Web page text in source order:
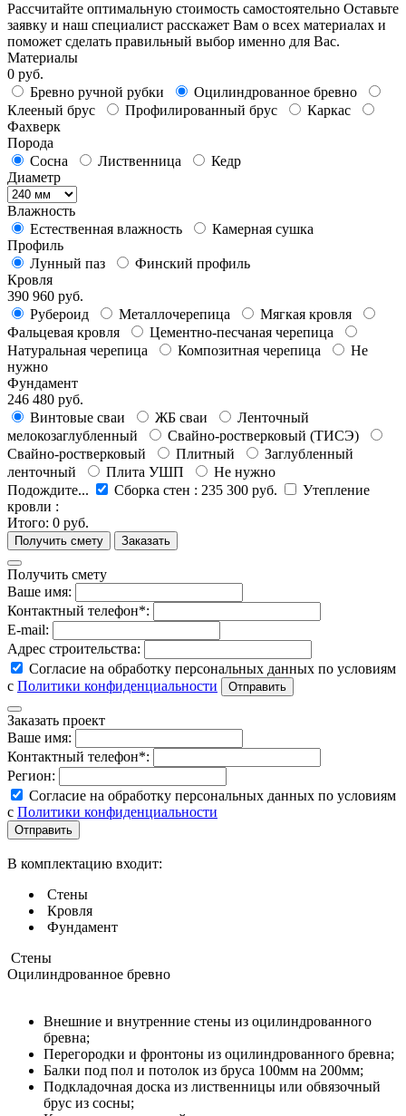
Рассчитайте оптимальную стоимость самостоятельно Оставьте
заявку и наш специалист расскажет Вам о всех материалах и
поможет сделать правильный выбор именно для Вас.
Материалы
0 руб.
Бревно ручной рубки
Оцилиндрованное бревно
Клееный брус
Профилированный брус
Каркас
Фахверк
Порода
Сосна
Лиственница
Кедр
Диаметр
Влажность
Естественная влажность
Камерная сушка
Профиль
Лунный паз
Финский профиль
Кровля
390 960 руб.
Рубероид
Металлочерепица
Мягкая кровля
Фальцевая кровля
Цементно-песчаная черепица
Натуральная черепица
Композитная черепица
Не
нужно
Фундамент
246 480 руб.
Винтовые сваи
ЖБ сваи
Ленточный
мелокозаглубленный
Свайно-ростверковый (ТИСЭ)
Свайно-ростверковый
Плитный
Заглубленный
ленточный
Плита УШП
Не нужно
Подождите...
Сборка стен : 235 300 руб.
Утепление
кровли :
Итого: 0 руб.
Получить смету
Ваше имя:
Контактный телефон*:
E-mail:
Адрес строительства:
Согласие на обработку персональных данных по условиям
с Политики конфиденциальности
Заказать проект
Ваше имя:
Контактный телефон*:
Регион:
Согласие на обработку персональных данных по условиям
с Политики конфиденциальности
В комплектацию входит:
Стены
Кровля
Фундамент
Стены
Оцилиндрованное бревно
Внешние и внутренние стены из оцилиндрованного
бревна;
Перегородки и фронтоны из оцилиндрованного бревна;
Балки под пол и потолок из бруса 100мм на 200мм;
Подкладочная доска из лиственницы или обвязочный
брус из сосны;